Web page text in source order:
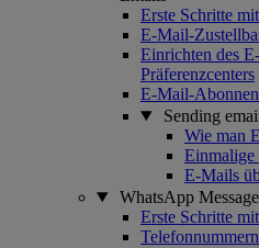
Erste Schritte
E-Mail-
Einrichten des
Präferenzcenters
E-Mail-
Sending
Wie man
Einmalige
E-Mails
WhatsApp
Erste Schritte